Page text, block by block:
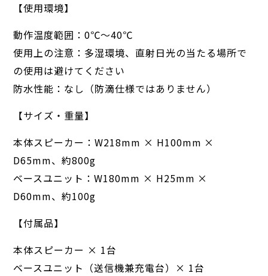
【使用環境】
動作温度範囲：0℃〜40℃
使用上の注意：多湿環境、直射日光の当たる場所で
の使用は避けてください
防水性能：なし（防滴仕様ではありません）
【サイズ・重量】
本体スピーカー：W218mm × H100mm ×
D65mm、約800g
ベースユニット：W180mm × H25mm ×
D60mm、約100g
【付属品】
本体スピーカー × 1台
ベースユニット（送信機兼充電台）× 1台